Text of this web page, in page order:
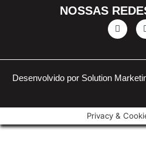
NOSSAS
Desenvolvido por Solution
Privacy &